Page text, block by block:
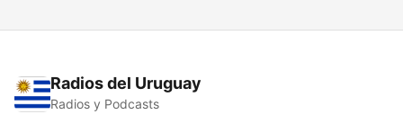
Radios del Uruguay
Radios y Podcasts